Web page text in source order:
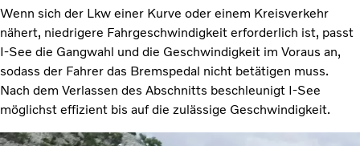
Wenn sich der Lkw einer Kurve oder einem Kreisverkehr
nähert, niedrigere Fahrgeschwindigkeit erforderlich ist, passt
I-See die Gangwahl und die Geschwindigkeit im Voraus an,
sodass der Fahrer das Bremspedal nicht betätigen muss.
Nach dem Verlassen des Abschnitts beschleunigt I-See
möglichst effizient bis auf die zulässige Geschwindigkeit.